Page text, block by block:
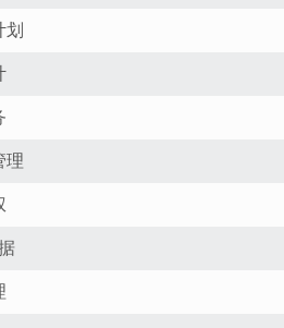
理